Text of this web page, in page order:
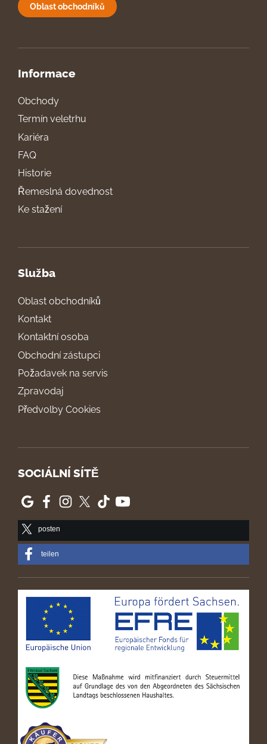
Oblast obchodníků
Informace
Obchody
Termín veletrhu
Kariéra
FAQ
Historie
Řemeslná dovednost
Ke stažení
Služba
Oblast obchodníků
Kontakt
Kontaktní osoba
Obchodní zástupci
Požadavek na servis
Zpravodaj
Předvolby Cookies
SOCIÁLNÍ SÍTĚ
posten
teilen